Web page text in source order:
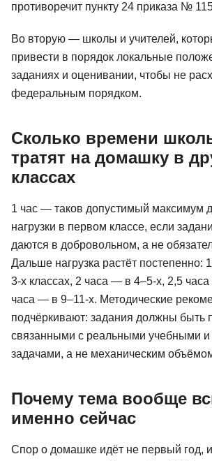
противоречит пункту 24 приказа №
Во вторую — школы и учителей,
привести в порядок локальные
заданиях и оценивании, чтобы не
федеральным порядком.
Сколько времени
тратят на домашку в
классах
1 час — таков допустимый максимум
нагрузки в первом классе, если
даются в добровольном, а не
Дальше нагрузка растёт постепенно:
3-х классах, 2 часа — в 4–5-х, 2,5
часа — в 9–11-х. Методические
подчёркивают: задания должны быть
связанными с реальными учебными
задачами, а не механическим
Почему тема вообще
именно сейчас
Спор о домашке идёт не первый год,